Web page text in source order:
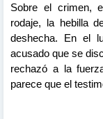
Sobre el crimen,
rodaje, la hebilla
deshecha. En el
acusado que se
rechazó a la
parece que el